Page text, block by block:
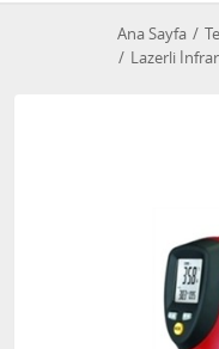
Ana Sayfa
Lazerli